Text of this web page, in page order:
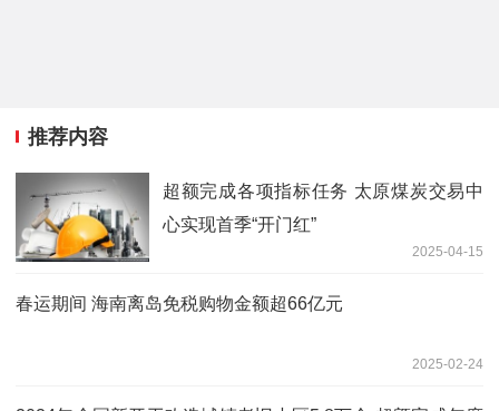
推荐内容
超额完成各项指标任务 太原煤炭交易中
心实现首季“开门红”
2025-04-15
春运期间 海南离岛免税购物金额超66亿元
2025-02-24